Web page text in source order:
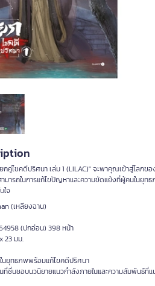
กคู่ไขคดีปริศนา เล่ม 1 (LILAC)" จะพาคุณเข้าสู่โล
มารถในการแก้ไขปัญหาและความขัดแย้งที่ผู้คนในยุ
ใจ
(เหลียงฉาน)
(ปกอ่อน) 398 หน้า
23 มม.
ยุทธภพพร้อมแก้ไขคดีปริศนา
นที่ชื่นชอบนวนิยายแนวกำลังภายในและความสัมพันธ์ที่